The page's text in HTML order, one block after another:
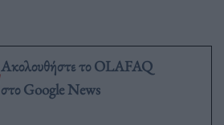
Ακολουθήστε το OLAFAQ
στο Google News